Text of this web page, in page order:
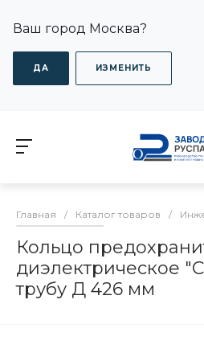
Ваш город Москва?
ДА ИЗМЕНИТЬ
Главная / Каталог товаров /
Кольцо
диэлектрическое
трубу Д 426 мм